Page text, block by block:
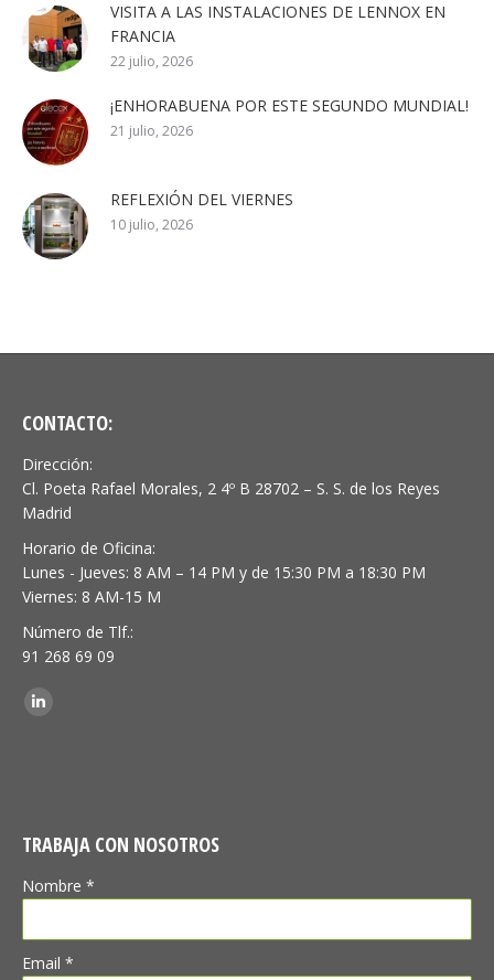
VISITA A LAS INSTALACIONES DE LENNOX EN
FRANCIA
22 julio, 2026
¡ENHORABUENA POR ESTE SEGUNDO MUNDIAL!
21 julio, 2026
REFLEXIÓN DEL VIERNES
10 julio, 2026
CONTACTO:
Dirección:
Cl. Poeta Rafael Morales, 2 4º B 28702 – S. S. de los Reyes
Madrid
Horario de Oficina:
Lunes - Jueves: 8 AM – 14 PM y de 15:30 PM a 18:30 PM
Viernes: 8 AM-15 M
Número de Tlf.:
91 268 69 09
Encuéntranos en:
Linkedin
TRABAJA CON NOSOTROS
Nombre *
Email *